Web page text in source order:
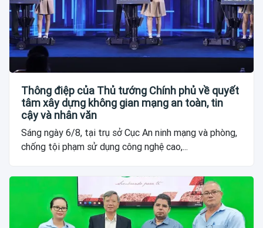
Thông điệp của Thủ tướng Chính phủ về quyết
tâm xây dựng không gian mạng an toàn, tin
cậy và nhân văn
Sáng ngày 6/8, tại trụ sở Cục An ninh mạng và phòng,
chống tội phạm sử dụng công nghệ cao,...